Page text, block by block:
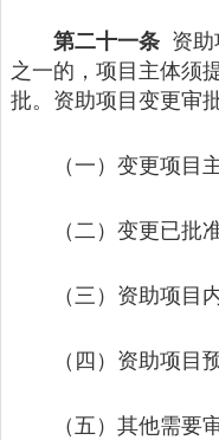
第二十一条 资助
之一的，项目主体须
批。资助项目变更审
（一）变更项目
（二）变更已批
（三）资助项目
（四）资助项目
（五）其他需要